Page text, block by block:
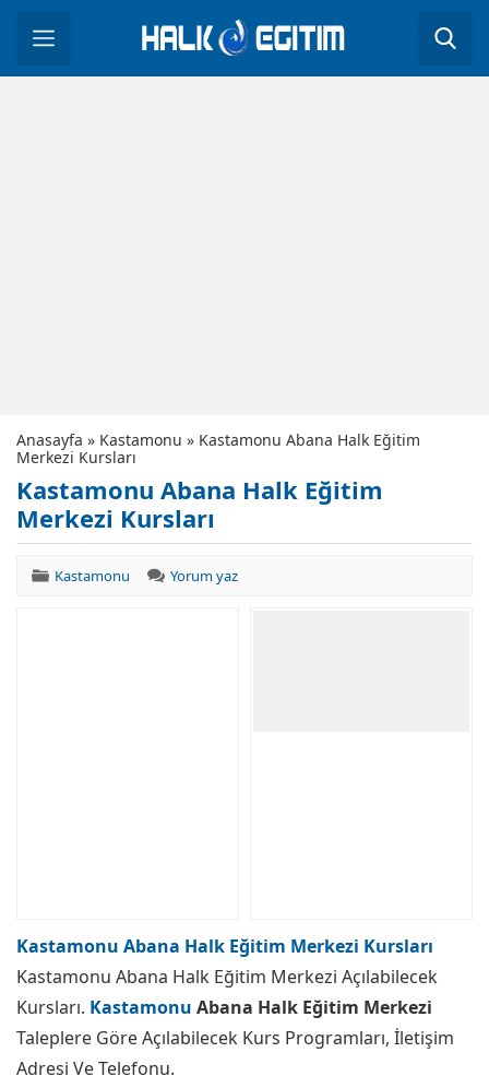
Anasayfa » Kastamonu » Kastamonu Abana Halk Eğitim
Merkezi Kursları
Kastamonu Abana Halk Eğitim
Merkezi Kursları
Kastamonu Yorum yaz
Kastamonu Abana Halk Eğitim Merkezi Kursları
Kastamonu Abana Halk Eğitim Merkezi Açılabilecek
Kursları. Kastamonu Abana Halk Eğitim Merkezi
Taleplere Göre Açılabilecek Kurs Programları, İletişim
Adresi Ve Telefonu.